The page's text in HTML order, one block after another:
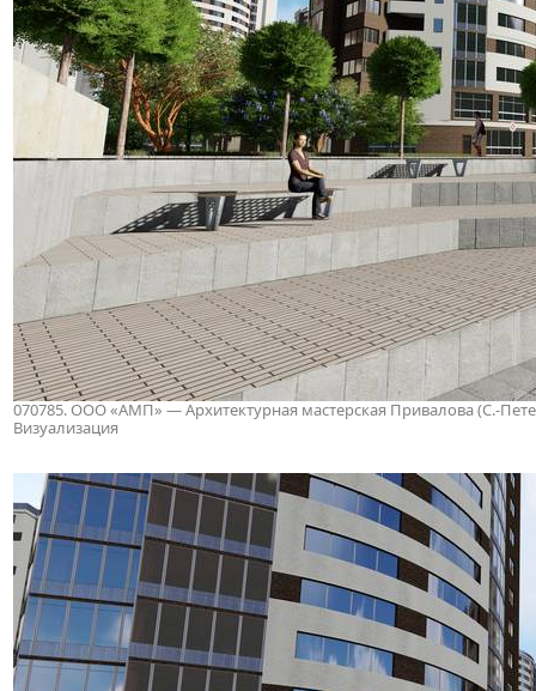
070785. ООО «АМП» — Архитектурная мастерская Привалова (С.-
Визуализация